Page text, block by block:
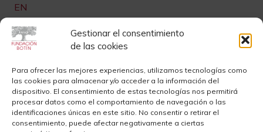
Gestionar el consentimiento
de las cookies
Para ofrecer las mejores experiencias, utilizamos tecnologías como
las cookies para almacenar y/o acceder a la información del
dispositivo. El consentimiento de estas tecnologías nos permitirá
procesar datos como el comportamiento de navegación o las
identificaciones únicas en este sitio. No consentir o retirar el
consentimiento, puede afectar negativamente a ciertas
EN
Links de interés
Contacto
Sedes
Instagram
Youtube